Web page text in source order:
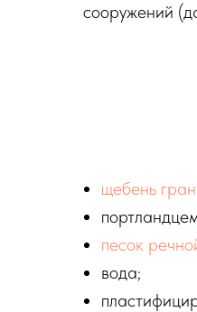
сооружений
щебень
песок
вода;